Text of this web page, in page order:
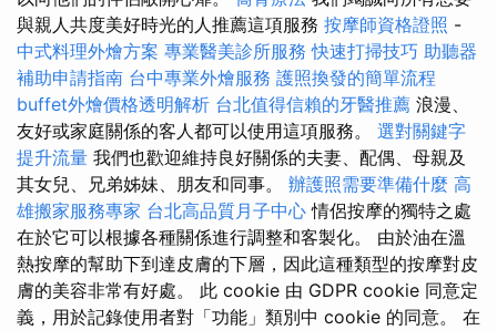
與親人共度美好時光的人推薦這項服務 按摩師資格證照 -
中式料理外燴方案 專業醫美診所服務 快速打掃技巧 助聽器
補助申請指南 台中專業外燴服務 護照換發的簡單流程
buffet外燴價格透明解析 台北值得信賴的牙醫推薦 浪漫、
友好或家庭關係的客人都可以使用這項服務。 選對關鍵字
提升流量 我們也歡迎維持良好關係的夫妻、配偶、母親及
其女兒、兄弟姊妹、朋友和同事。 辦護照需要準備什麼 高
雄搬家服務專家 台北高品質月子中心 情侶按摩的獨特之處
在於它可以根據各種關係進行調整和客製化。 由於油在溫
熱按摩的幫助下到達皮膚的下層，因此這種類型的按摩對皮
膚的美容非常有好處。 此 cookie 由 GDPR cookie 同意定
義，用於記錄使用者對「功能」類別中 cookie 的同意。 在